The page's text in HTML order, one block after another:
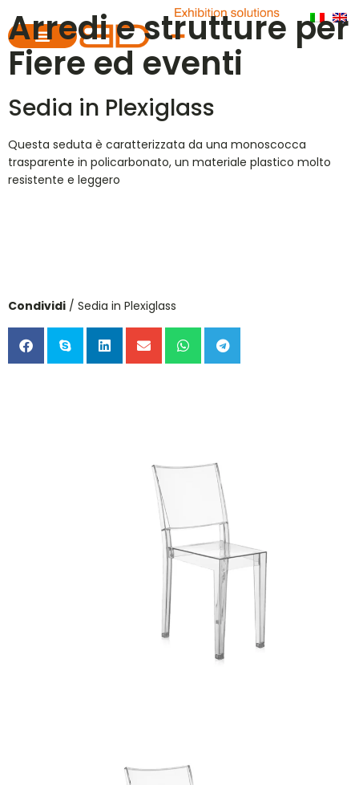
Arredi e strutture per
Fiere ed eventi
Sedia in Plexiglass
Questa seduta è caratterizzata da una monoscocca
trasparente in policarbonato, un materiale plastico molto
resistente e leggero
Condividi / Sedia in Plexiglass